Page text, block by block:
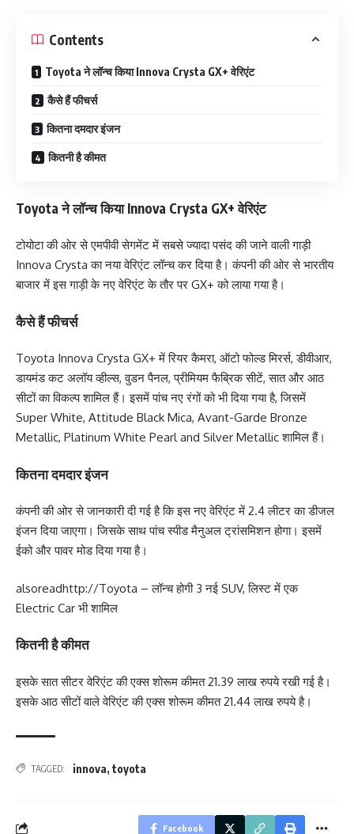
Contents
Toyota ने लॉन्‍च किया Innova Crysta GX+ वेरिएंट
कैसे हैं फीचर्स
कितना दमदार इंजन
कितनी है कीमत
Toyota ने लॉन्‍च किया Innova Crysta GX+ वेरिएंट
टोयोटा की ओर से एमपीवी सेगमेंट में सबसे ज्‍यादा पसंद की जाने वाली गाड़ी
Innova Crysta का नया वेरिएंट लॉन्‍च कर दिया है। कंपनी की ओर से भारतीय
बाजार में इस गाड़ी के नए वेरिएंट के तौर पर GX+ को लाया गया है।
कैसे हैं फीचर्स
Toyota Innova Crysta GX+ में रियर कैमरा, ऑटो फोल्‍ड मिरर्स, डीवीआर,
डायमंड कट अलॉय व्‍हील्‍स, वुडन पैनल, प्रीमियम फैब्रिक सीटें, सात और आठ
सीटों का विकल्‍प शामिल हैं। इसमें पांच नए रंगों को भी दिया गया है, जिसमें
Super White, Attitude Black Mica, Avant-Garde Bronze
Metallic, Platinum White Pearl and Silver Metallic शामिल हैं।
कितना दमदार इंजन
कंपनी की ओर से जानकारी दी गई है कि इस नए वेरिएंट में 2.4 लीटर का डीजल
इंजन दिया जाएगा। जिसके साथ पांच स्‍पीड मैनुअल ट्रांसमिशन होगा। इसमें
ईको और पावर मोड दिया गया है।
alsoreadhttp://Toyota – लॉन्च होगी 3 नई SUV, लिस्ट में एक
Electric Car भी शामिल
कितनी है कीमत
इसके सात सीटर वेरिएंट की एक्‍स शोरूम कीमत 21.39 लाख रुपये रखी गई है।
इसके आठ सीटों वाले वेरिएंट की एक्‍स शोरूम कीमत 21.44 लाख रुपये है।
TAGGED: innova, toyota
Facebook